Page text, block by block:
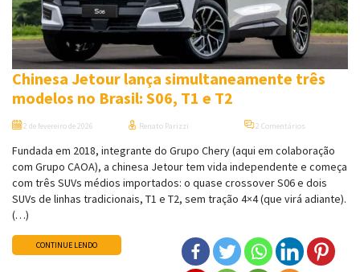
Chinesa Jetour lança simultaneamente três
modelos no Brasil: S06, T1 e T2
2 de fevereiro de 2026 Renato Parizzi 2 Comentários
Fundada em 2018, integrante do Grupo Chery (aqui em colaboração
com Grupo CAOA), a chinesa Jetour tem vida independente e começa
com três SUVs médios importados: o quase crossover S06 e dois
SUVs de linhas tradicionais, T1 e T2, sem tração 4×4 (que virá adiante).
(…)
CONTINUE LENDO